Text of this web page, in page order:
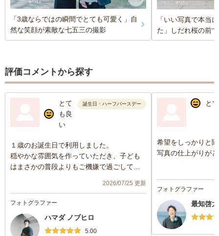
「3歳ならではの瞬間でとても可愛く」自
然な笑顔が素敵な七五三の撮影
「いい写真で本当
た」しだれ桜の前
評価コメントから探す
とて
も良
い
誕生日・ハーフバースデー
１歳のお誕生日で利用しました。
穏やかな雰囲気を作っていただき、子ども
はまさかの普段よりもご機嫌で過ごしてく
自宅での様子が残せたので、見返したら涙
が出てくるような、幸せな写真になりまし
ハマダさんはお子さんがいらっしゃること
もあって、子どもの扱いが上手で安心でき
2026/07/25 更新
フォトグラファー
ハマダ ノブヒロ
5.00
と
希望をしっかりと
写真の仕上がりが
フォトグラファー
最知啓太